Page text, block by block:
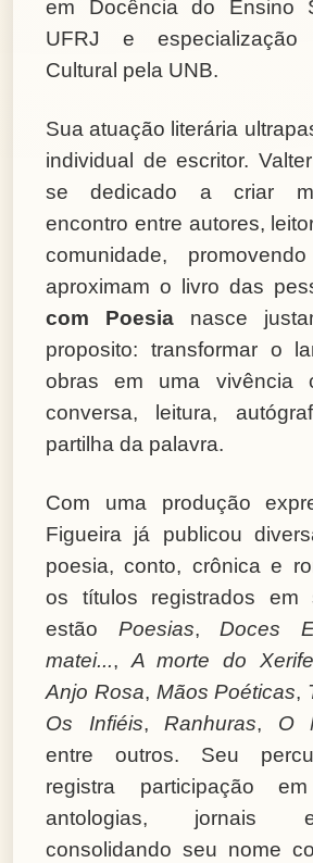
em Docência do Ensino
UFRJ e
Cultural pela UNB.
Sua atuação literária
individual de escritor.
se dedicado a criar
encontro entre autores,
comunidade,
aproximam o livro das
com Poesia nasce
proposito: transformar o
obras em uma vivência
conversa, leitura,
partilha da palavra.
Com uma produção
Figueira já publicou
poesia, conto, crônica e
os títulos registrados em
estão Poesias, Doces
matei...,A morte do Xerife
Anjo Rosa, Mãos Poéticas,
Os Infiéis,Ranhuras, O
entre outros. Seu
registra participação
antologias, jornais
consolidando seu nome